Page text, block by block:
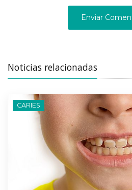
Enviar
Noticias relacionadas
CARIES